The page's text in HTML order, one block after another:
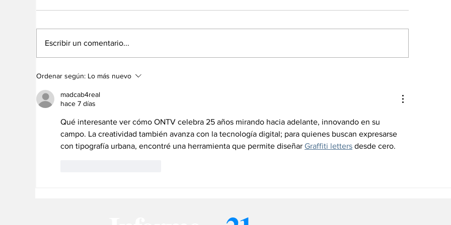
Credi POS y Credi
Express Bancamiga:
créditos para impulsar
tu negocio
la movilidad
Escribir un comentario...
Ordenar según: Lo más nuevo
madcab4real
hace 7 días
Qué interesante ver cómo ONTV celebra 25 años mirando hacia adelante, innovando en su
campo. La creatividad también avanza con la tecnología digital; para quienes buscan expresarse
con tipografía urbana, encontré una herramienta que permite diseñar Graffiti letters desde cero.